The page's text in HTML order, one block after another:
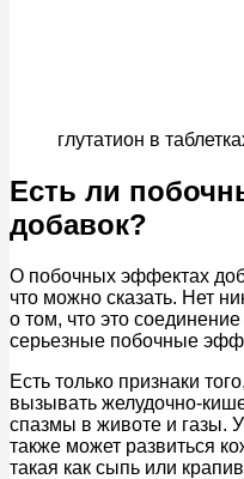
глутатион в
Есть ли
добавок?
О побочных эффектах
что можно сказать. Нет
о том, что это
серьезные побочные
Есть только признаки
вызывать желудочно-
спазмы в животе и газы.
также может развиться
такая как сыпь или